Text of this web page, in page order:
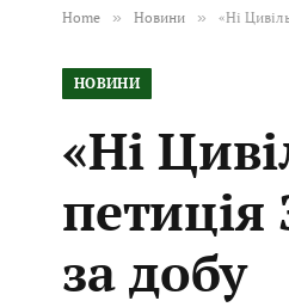
Home » Новини » «Ні
НОВИНИ
«Ні
петиція
за добу